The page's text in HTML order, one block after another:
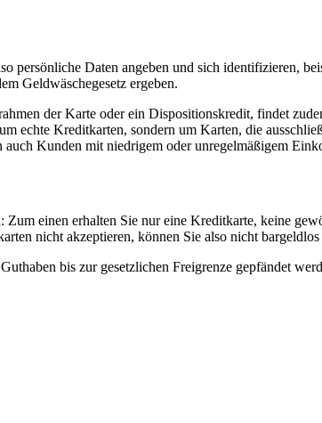
Daten angeben und sich identifizieren,
Geldwäschegesetz ergeben.
der Karte oder ein Dispositionskredit, findet
echte Kreditkarten, sondern um Karten, die
Kunden mit niedrigem oder unregelmäßigem
einen erhalten Sie nur eine Kreditkarte, keine
nicht akzeptieren, können Sie also nicht bargeldlos
bis zur gesetzlichen Freigrenze gepfändet